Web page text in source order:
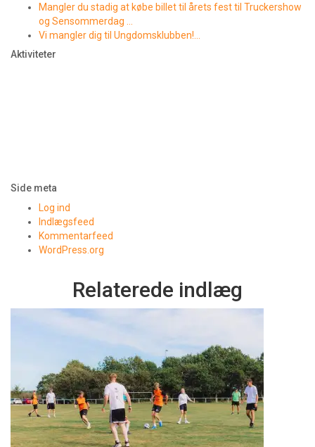
Mangler du stadig at købe billet til årets fest til Truckershow
og Sensommerdag …
Vi mangler dig til Ungdomsklubben!…
Aktiviteter
Side meta
Log ind
Indlægsfeed
Kommentarfeed
WordPress.org
Relaterede indlæg